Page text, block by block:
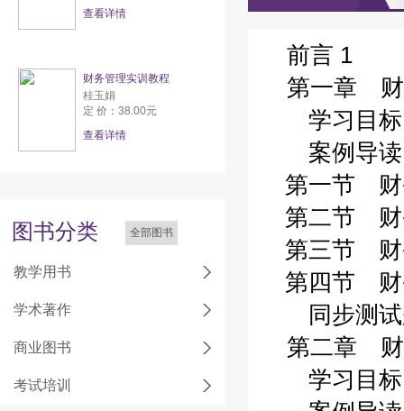
查看详情
财务管理实训教程
桂玉娟
定 价：38.00元
查看详情
图书分类 全部图书
教学用书
学术著作
商业图书
考试培训
前言 1
第一章 财
学习目标
案例导读
第一节 财
第二节 财
第三节 财
第四节 财
同步测试
第二章 财
学习目标